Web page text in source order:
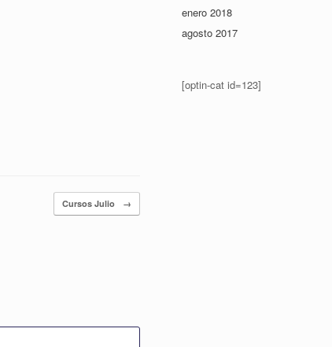
Cursos Julio →
enero 2018
agosto 2017
[optin-cat id=123]